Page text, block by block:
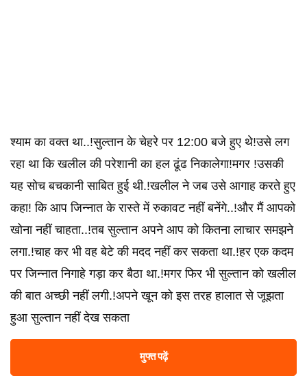
श्याम का वक्त था..!सुल्तान के चेहरे पर 12:00 बजे हुए थे!उसे लग
रहा था कि खलील की परेशानी का हल ढूंढ निकालेगा!मगर !उसकी
यह सोच बचकानी साबित हुई थी.!खलील ने जब उसे आगाह करते हुए
कहा! कि आप जिन्नात के रास्ते में रुकावट नहीं बनेंगे..!और मैं आपको
खोना नहीं चाहता..!तब सुल्तान अपने आप को कितना लाचार समझने
लगा.!चाह कर भी वह बेटे की मदद नहीं कर सकता था.!हर एक कदम
पर जिन्नात निगाहे गड़ा कर बैठा था.!मगर फिर भी सुल्तान को खलील
की बात अच्छी नहीं लगी.!अपने खून को इस तरह हालात से जूझता
हुआ सुल्तान नहीं देख सकता
मुफ्त पढ़ें